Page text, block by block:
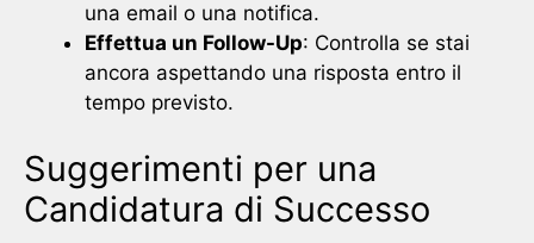
una email o una notifica.
Effettua un Follow-Up: Controlla se stai
ancora aspettando una risposta entro il
tempo previsto.
Suggerimenti per una
Candidatura di Successo